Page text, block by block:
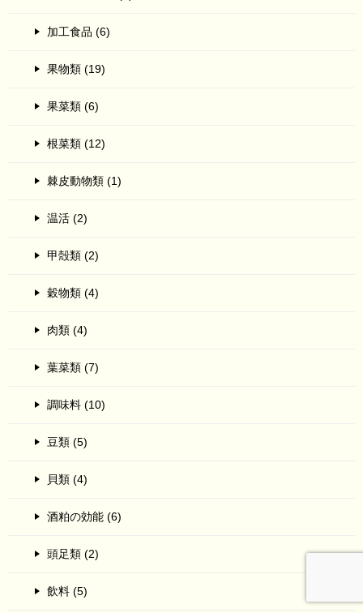
加工食品 (6)
果物類 (19)
果菜類 (6)
根菜類 (12)
棘皮動物類 (1)
温活 (2)
甲殻類 (2)
穀物類 (4)
肉類 (4)
葉菜類 (7)
調味料 (10)
豆類 (5)
貝類 (4)
酒粕の効能 (6)
頭足類 (2)
飲料 (5)